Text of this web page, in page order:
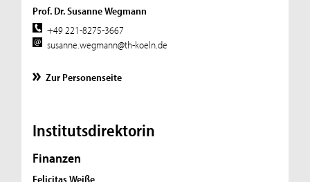
Prof. Dr. Susanne Wegmann
+49 221-8275-3667
susanne.wegmann@th-koeln.de
Zur Personenseite
Institutsdirektorin
Finanzen
Felicitas Weiße